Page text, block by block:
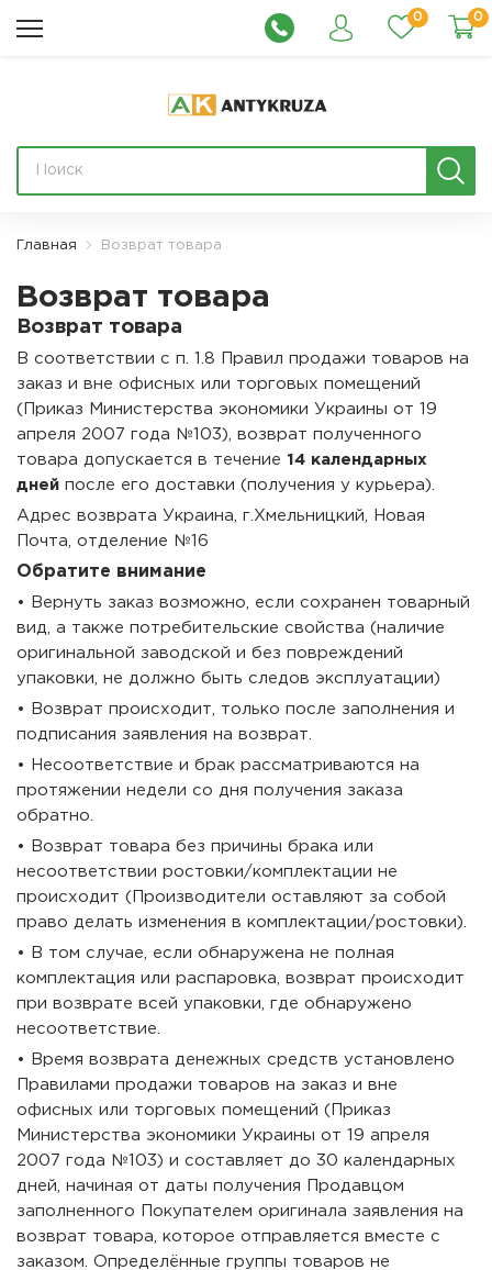
0 0
Главная Возврат товара
Возврат товара
Возврат товара
В соответствии с п. 1.8 Правил продажи товаров на
заказ и вне офисных или торговых помещений
(Приказ Министерства экономики Украины от 19
апреля 2007 года №103), возврат полученного
товара допускается в течение 14 календарных
дней после его доставки (получения у курьера).
Адрес возврата Украина, г.Хмельницкий, Новая
Почта, отделение №16
Обратите внимание
• Вернуть заказ возможно, если сохранен товарный
вид, а также потребительские свойства (наличие
оригинальной заводской и без повреждений
упаковки, не должно быть следов эксплуатации)
• Возврат происходит, только после заполнения и
подписания заявления на возврат.
• Несоответствие и брак рассматриваются на
протяжении недели со дня получения заказа
обратно.
• Возврат товара без причины брака или
несоответствии ростовки/комплектации не
происходит (Производители оставляют за собой
право делать изменения в комплектации/ростовки).
• В том случае, если обнаружена не полная
комплектация или распаровка, возврат происходит
при возврате всей упаковки, где обнаружено
несоответствие.
• Время возврата денежных средств установлено
Правилами продажи товаров на заказ и вне
офисных или торговых помещений (Приказ
Министерства экономики Украины от 19 апреля
2007 года №103) и составляет до 30 календарных
дней, начиная от даты получения Продавцом
заполненного Покупателем оригинала заявления на
возврат товара, которое отправляется вместе с
заказом. Определённые группы товаров не